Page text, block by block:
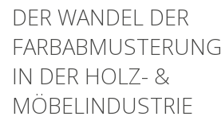
DER WANDEL DER
FARBABMUSTERUNG
IN DER HOLZ- &
MÖBELINDUSTRIE